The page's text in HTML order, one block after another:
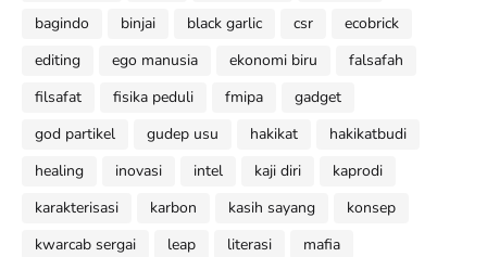
bagindo
binjai black garlic csr
ecobrick
editing
ego manusia ekonomi biru
falsafah
filsafat
fisika peduli fmipa
gadget
god partikel
gudep usu hakikat
hakikatbudi
healing
inovasi intel kaji diri
kaprodi
karakterisasi
karbon kasih sayang
konsep
kwarcab sergai
leap literasi
mafia